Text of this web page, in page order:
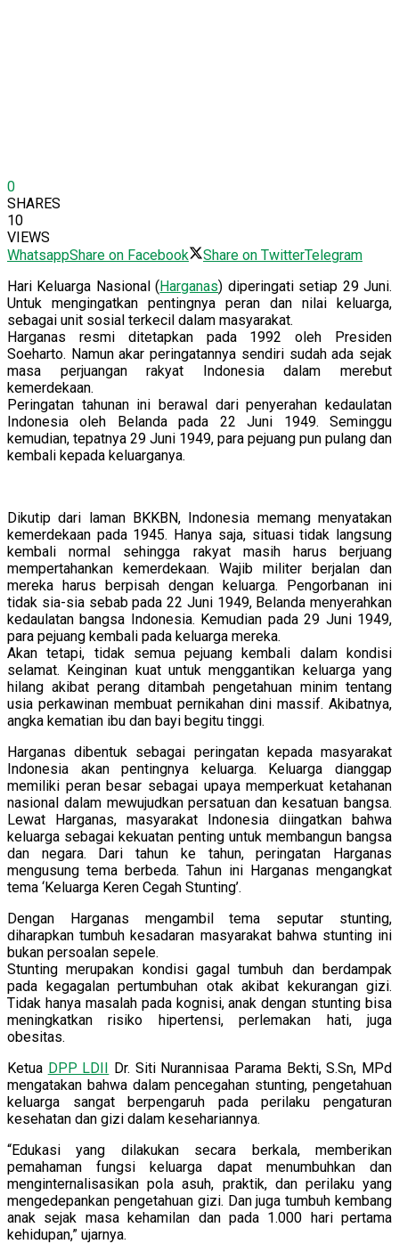
0
SHARES
10
VIEWS
WhatsappShare on Facebook Share on TwitterTelegram
Hari Keluarga Nasional (Harganas) diperingati setiap 29 Juni.
Untuk mengingatkan pentingnya peran dan nilai keluarga,
sebagai unit sosial terkecil dalam masyarakat.
Harganas resmi ditetapkan pada 1992 oleh Presiden
Soeharto. Namun akar peringatannya sendiri sudah ada sejak
masa perjuangan rakyat Indonesia dalam merebut
kemerdekaan.
Peringatan tahunan ini berawal dari penyerahan kedaulatan
Indonesia oleh Belanda pada 22 Juni 1949. Seminggu
kemudian, tepatnya 29 Juni 1949, para pejuang pun pulang dan
kembali kepada keluarganya.
Dikutip dari laman BKKBN, Indonesia memang menyatakan
kemerdekaan pada 1945. Hanya saja, situasi tidak langsung
kembali normal sehingga rakyat masih harus berjuang
mempertahankan kemerdekaan. Wajib militer berjalan dan
mereka harus berpisah dengan keluarga. Pengorbanan ini
tidak sia-sia sebab pada 22 Juni 1949, Belanda menyerahkan
kedaulatan bangsa Indonesia. Kemudian pada 29 Juni 1949,
para pejuang kembali pada keluarga mereka.
Akan tetapi, tidak semua pejuang kembali dalam kondisi
selamat. Keinginan kuat untuk menggantikan keluarga yang
hilang akibat perang ditambah pengetahuan minim tentang
usia perkawinan membuat pernikahan dini massif. Akibatnya,
angka kematian ibu dan bayi begitu tinggi.
Harganas dibentuk sebagai peringatan kepada masyarakat
Indonesia akan pentingnya keluarga. Keluarga dianggap
memiliki peran besar sebagai upaya memperkuat ketahanan
nasional dalam mewujudkan persatuan dan kesatuan bangsa.
Lewat Harganas, masyarakat Indonesia diingatkan bahwa
keluarga sebagai kekuatan penting untuk membangun bangsa
dan negara. Dari tahun ke tahun, peringatan Harganas
mengusung tema berbeda. Tahun ini Harganas mengangkat
tema ‘Keluarga Keren Cegah Stunting’.
Dengan Harganas mengambil tema seputar stunting,
diharapkan tumbuh kesadaran masyarakat bahwa stunting ini
bukan persoalan sepele.
Stunting merupakan kondisi gagal tumbuh dan berdampak
pada kegagalan pertumbuhan otak akibat kekurangan gizi.
Tidak hanya masalah pada kognisi, anak dengan stunting bisa
meningkatkan risiko hipertensi, perlemakan hati, juga
obesitas.
Ketua DPP LDII Dr. Siti Nurannisaa Parama Bekti, S.Sn, MPd
mengatakan bahwa dalam pencegahan stunting, pengetahuan
keluarga sangat berpengaruh pada perilaku pengaturan
kesehatan dan gizi dalam kesehariannya.
“Edukasi yang dilakukan secara berkala, memberikan
pemahaman fungsi keluarga dapat menumbuhkan dan
menginternalisasikan pola asuh, praktik, dan perilaku yang
mengedepankan pengetahuan gizi. Dan juga tumbuh kembang
anak sejak masa kehamilan dan pada 1.000 hari pertama
kehidupan,” ujarnya.